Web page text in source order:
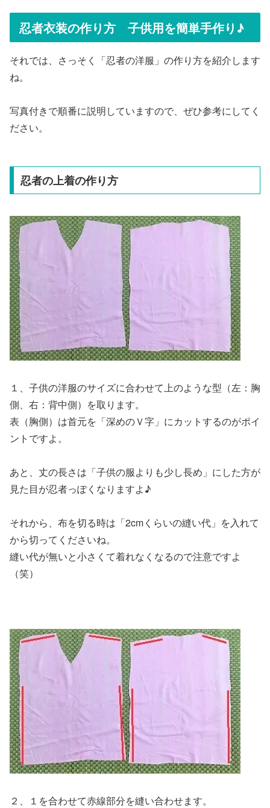
忍者衣装の作り方 子供用を簡単手作り♪
それでは、さっそく「忍者の洋服」の作り方を紹介します
ね。
写真付きで順番に説明していますので、ぜひ参考にしてく
ださい。
忍者の上着の作り方
１、子供の洋服のサイズに合わせて上のような型（左：胸
側、右：背中側）を取ります。
表（胸側）は首元を「深めのＶ字」にカットするのがポイ
ントですよ。
あと、丈の長さは「子供の服よりも少し長め」にした方が
見た目が忍者っぽくなりますよ♪
それから、布を切る時は「2cmくらいの縫い代」を入れて
から切ってくださいね。
縫い代が無いと小さくて着れなくなるので注意ですよ
（笑）
２、１を合わせて赤線部分を縫い合わせます。